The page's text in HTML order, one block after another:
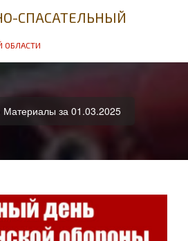
СПАСАТЕЛЬНЫЙ
ОБЛАСТИ
Материалы за 01.03.2025